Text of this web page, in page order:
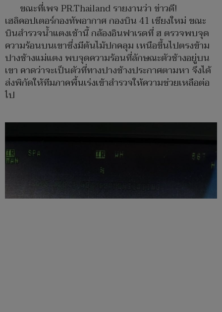
ขณะที่เพจ PR.Thailand รายงานว่า ข่าวดี!
เฮลิคอปเตอร์กองทัพอากาศ กองบิน 41 เชียงใหม่ ขณะ
บินสำรวจน้ำแตงเช้านี้ กล้องอินฟาเรดที่ ฮ ตรวจพบจุด
ความร้อนบนเขาซึ่งมีต้นไม้ปกคลุม เหนือขึ้นไปตรงข้าม
ปางช้างแม่แตง พบจุดความร้อนที่ลักษณะตัวช้างอยู่บน
เขา คาดว่าจะเป็นตัวที่ทางปางช้างประกาศตามหา จึงได้
ส่งพิกัดให้ทีมภาคพื้นเร่งเข้าสำรวจให้ความช่วยเหลือต่อ
ไป